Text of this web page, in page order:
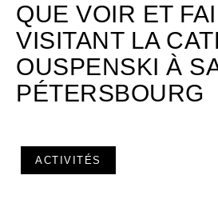
QUE VOIR ET
VISITANT LA
OUSPENSKI À
PÉTERSBOURG
ACTIVITÉS